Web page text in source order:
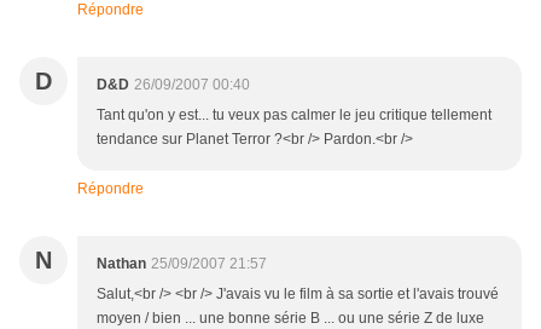
Répondre
D D&D 26/09/2007 00:40
Tant qu'on y est... tu veux pas calmer le jeu critique tellement
tendance sur Planet Terror ?<br /> Pardon.<br />
Répondre
N Nathan 25/09/2007 21:57
Salut,<br /> <br /> J'avais vu le film à sa sortie et l'avais trouvé
moyen / bien ... une bonne série B ... ou une série Z de luxe